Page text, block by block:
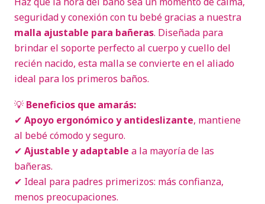
seguridad y conexión con tu bebé gracias a nuestra
malla ajustable para bañeras. Diseñada para
brindar el soporte perfecto al cuerpo y cuello del
recién nacido, esta malla se convierte en el aliado
ideal para los primeros baños.
💡 Beneficios que amarás:
✔ Apoyo ergonómico y antideslizante, mantiene
al bebé cómodo y seguro.
✔ Ajustable y adaptable a la mayoría de las
bañeras.
✔ Ideal para padres primerizos: más confianza,
menos preocupaciones.